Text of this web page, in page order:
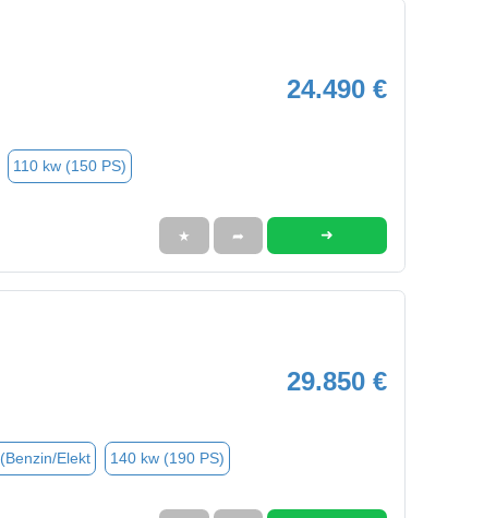
24.490 €
110 kw (150 PS)
★ ➦ ➜
29.850 €
Elekt 140 kw (190 PS)